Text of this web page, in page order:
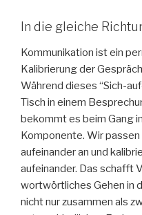
In die gleiche
Kommunikation ist ein
Kalibrierung der
Während dieses “Sich-
Tisch in einem
bekommt es beim Gang
Komponente. Wir
aufeinander an und
aufeinander. Das schafft
wortwörtliches Gehen in
nicht nur zusammen als